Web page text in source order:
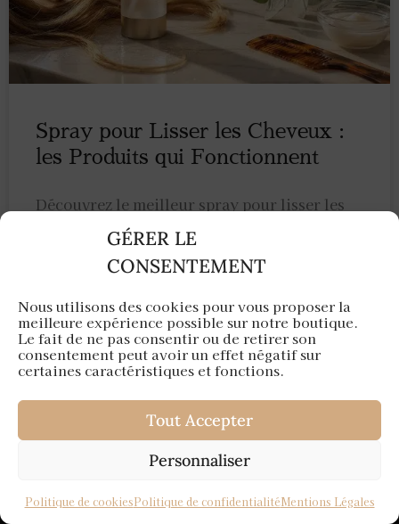
GÉRER LE
CONSENTEMENT
Nous utilisons des cookies pour vous proposer la
meilleure expérience possible sur notre boutique.
Le fait de ne pas consentir ou de retirer son
consentement peut avoir un effet négatif sur
certaines caractéristiques et fonctions.
Tout Accepter
Personnaliser
Politique de cookiesPolitique de confidentialitéMentions Légales
Spray pour Lisser les Cheveux :
les Produits qui Fonctionnent
Découvrez le meilleur spray pour lisser les
cheveux et profitez d’une coiffure lisse,
brillante et longue tenue sans effort.
25 avril 2022